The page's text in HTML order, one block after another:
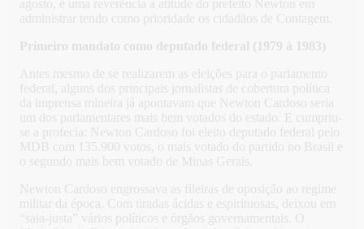
agosto, é uma reverência à atitude do prefeito Newton em
administrar tendo como prioridade os cidadãos de Contagem.
Primeiro mandato como deputado federal (1979 à 1983)
Antes mesmo de se realizarem as eleições para o parlamento
federal, alguns dos principais jornalistas de cobertura política
da imprensa mineira já apontavam que Newton Cardoso seria
um dos parlamentares mais bem votados do estado. E cumpriu-
se a profecia: Newton Cardoso foi eleito deputado federal pelo
MDB com 135.900 votos, o mais votado do partido no Brasil e
o segundo mais bem votado de Minas Gerais.
Newton Cardoso engrossava as fileiras de oposição ao regime
militar da época. Com tiradas ácidas e espirituosas, deixou em
“saia-justa” vários políticos e órgãos governamentais. O